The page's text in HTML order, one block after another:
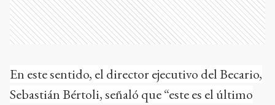
En este sentido, el director ejecutivo del Becario,
Sebastián Bértoli, señaló que “este es el último